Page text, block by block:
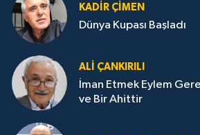
KADIR ÇIMEN
Dünya Kupası Başladı
ALI ÇANKIRILI
İman Etmek Eylem
ve Bir Ahittir